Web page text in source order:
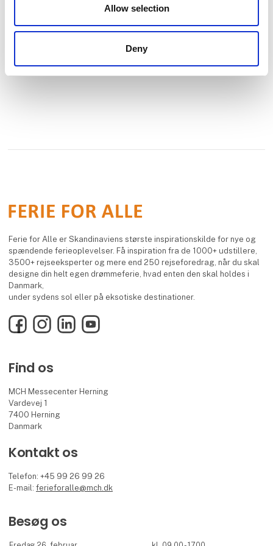
Allow selection
Deny
Ferie for Alle er Skandinaviens største inspirationskilde for nye og
spændende ferieoplevelser. Få inspiration fra de 1000+ udstillere,
3500+ rejseeksperter og mere end 250 rejseforedrag, når du skal
designe din helt egen drømmeferie, hvad enten den skal holdes i
Danmark,
under sydens sol eller på eksotiske destinationer.
FacebookInstagramLinkedInYouTube
Find os
MCH Messecenter Herning
Vardevej 1
7400 Herning
Danmark
Kontakt os
Telefon: +45 99 26 99 26
E-mail:ferieforalle@mch.dk
Besøg os